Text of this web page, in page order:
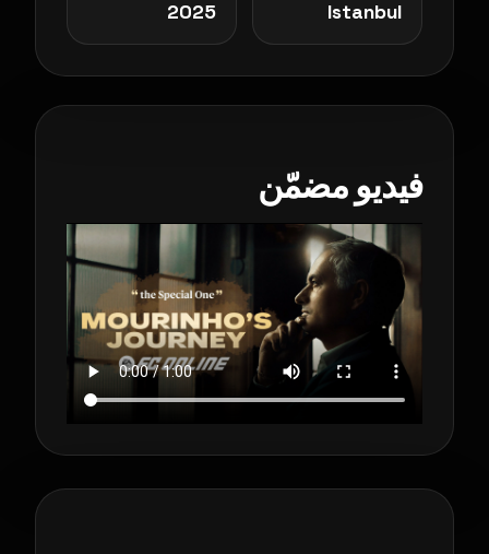
Istanbul
2025
فيديو مضمّن